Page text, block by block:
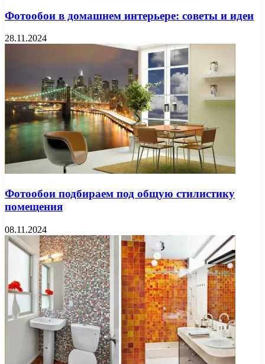
Фотообои в домашнем интерьере: советы и идеи
28.11.2024
Фотообои подбираем под общую стилистику
помещения
08.11.2024